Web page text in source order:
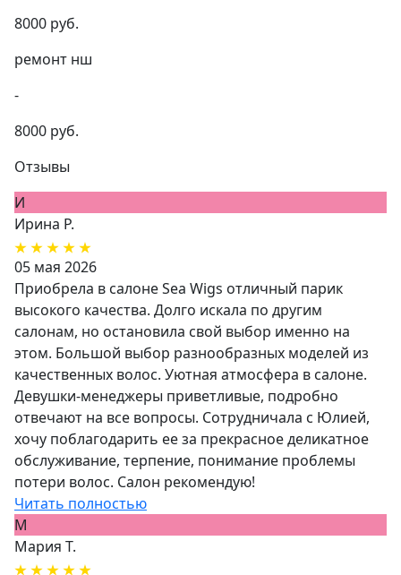
8000 руб.
ремонт нш
-
8000 руб.
Отзывы
И
Ирина Р.
05 мая 2026
Приобрела в салоне Sea Wigs отличный парик
высокого качества. Долго искала по другим
салонам, но остановила свой выбор именно на
этом. Большой выбор разнообразных моделей из
качественных волос. Уютная атмосфера в салоне.
Девушки-менеджеры приветливые, подробно
отвечают на все вопросы. Сотрудничала с Юлией,
хочу поблагодарить ее за прекрасное деликатное
обслуживание, терпение, понимание проблемы
потери волос. Салон рекомендую!
Читать полностью
М
Мария Т.